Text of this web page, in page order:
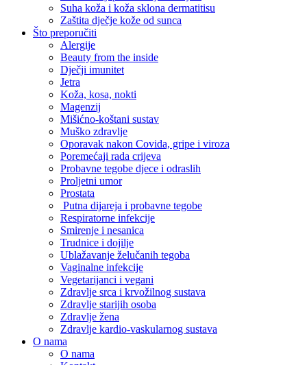
Suha koža i koža sklona dermatitisu
Zaštita dječje kože od sunca
Što preporučiti
Alergije
Beauty from the inside
Dječji imunitet
Jetra
Koža, kosa, nokti
Magenzij
Mišićno-koštani sustav
Muško zdravlje
Oporavak nakon Covida, gripe i viroza
Poremećaji rada crijeva
Probavne tegobe djece i odraslih
Proljetni umor
Prostata
Putna dijareja i probavne tegobe
Respiratorne infekcije
Smirenje i nesanica
Trudnice i dojilje
Ublažavanje želučanih tegoba
Vaginalne infekcije
Vegetarijanci i vegani
Zdravlje srca i krvožilnog sustava
Zdravlje starijih osoba
Zdravlje žena
Zdravlje kardio-vaskularnog sustava
O nama
O nama